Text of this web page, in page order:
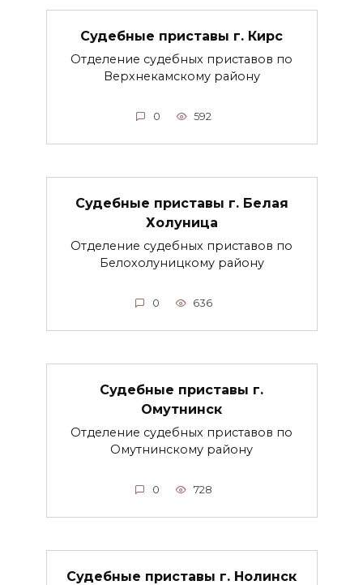
Судебные приставы г. Кирс
Отделение судебных приставов по
Верхнекамскому району
0 592
Судебные приставы г. Белая
Холуница
Отделение судебных приставов по
Белохолуницкому району
0 636
Судебные приставы г.
Омутнинск
Отделение судебных приставов по
Омутнинскому району
0 728
Судебные приставы г. Нолинск